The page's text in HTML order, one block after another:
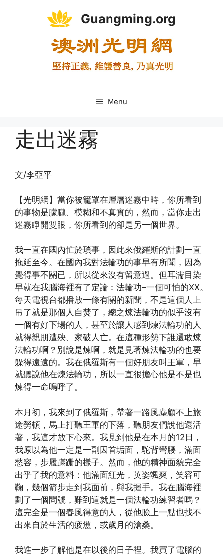
Guangming.org
Menu
走出迷霧
文/李亞平
【光明網】當你被籠罩在層層迷霧中時，你所看到
的事物是朦朧、模糊和不真實的，然而，當你走出
迷霧睜開雙眼，你所看到的卻是另一個世界。
我一直在國內忙於瑣事，因此來俄羅斯的計劃一直
拖延至今。在國內我對法輪功的事早有所聞，因為
覺得事不關已，所以從來沒有留意過。但耳濡目染
早就在我腦海裡有了定論：法輪功–一個可怕的XX。
每天電視台都播放一條有關的新聞，不是這個人上
吊了就是那個人自焚了，總之煉法輪功的似乎沒有
一個有好下場的人，甚至於讓人感到煉法輪功的人
就得親朋遭殃、家破人亡。在這種形勢下誰還敢煉
法輪功啊？別說是煉啊，就是見著煉法輪功的也要
躲得遠遠的。我在俄羅斯有一個好朋友叫王軍，早
就聽說他在煉法輪功，所以一直很擔心他是不是也
煉得一命嗚呼了。
本月初，我來到了俄羅斯，帶著一路風塵顧不上旅
途勞頓，馬上打聽王軍的下落，聽朋友們說他還活
著，我這才放下心來。我見到他是在本月的12日，
我原以為他一定是一副囚首垢面，駝背彎腰，滿面
愁容，步履蹣跚的樣子。然而，他的精神面貌完全
出乎了我的意料：他滿面紅光，英姿颯爽，笑容可
鞠，幾個箭步走到我面前，與我握手。我在腦海裡
劃了一個問號，難到這就是一個法輪功練習者嗎？
這完全是一個春風得意的人，從他臉上一點也找不
出來自於生活的疲憊，或歲月的滄桑。
我進一步了解他是在以後的日子裡。我買了電腦的